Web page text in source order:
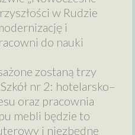
w Rudzie
i
do nauki
zostaną trzy
nr 2: hotelarsko–
oraz pracownia
mebli będzie to
i niezbędne